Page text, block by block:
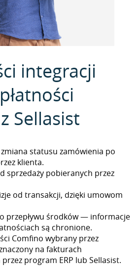
integracji
Sellasist
statusu zamówienia po
klienta.
sprzedaży pobieranych przez
od transakcji, dzięki umowom
przepływu środków — informacje
są chronione.
Comfino wybrany przez
na fakturach
program ERP lub Sellasist.